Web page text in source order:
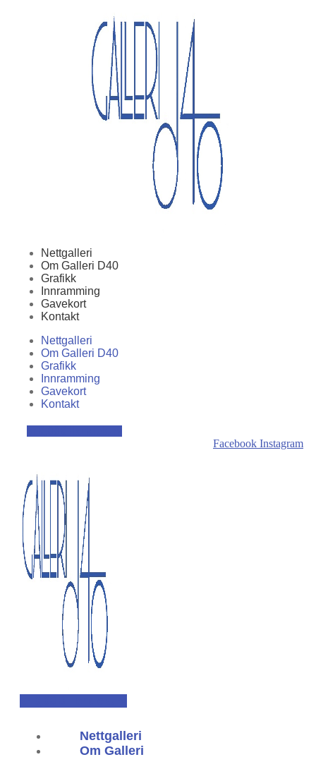
Nettgalleri
Om Galleri D40
Grafikk
Innramming
Gavekort
Kontakt
Nettgalleri
Om Galleri D40
Grafikk
Innramming
Gavekort
Kontakt
Facebook Instagram
Nettgalleri
Om Galleri